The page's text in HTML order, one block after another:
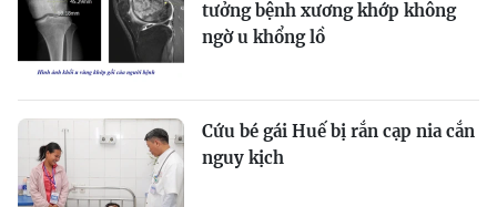
tưởng bệnh xương khớp không
ngờ u khổng lồ
Cứu bé gái Huế bị rắn cạp nia cắn
nguy kịch